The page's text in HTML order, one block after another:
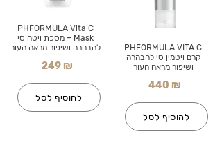
PHFORMULA Vita C
Mask – מסכת ויטה סי
להבהרה ושיפור מראה העור
249 ₪
להוסיף לסל
PHFORMULA VITA C
קרם ויטמין סי להבהרה
ושיפור מראה העור
440 ₪
להוסיף לסל